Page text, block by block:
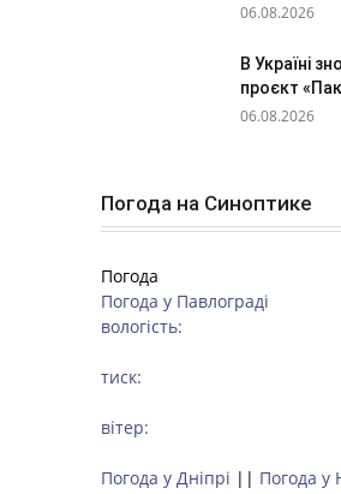
06.08.2026
В Україні
проєкт
06.08.2026
Погода на Синоптике
Погода
Погода у Павлограді
вологість:
тиск:
вітер:
Погода у Дніпрі || Погода у